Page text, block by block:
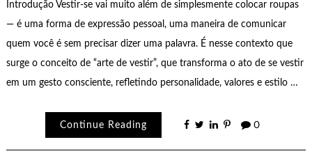
Introdução Vestir-se vai muito além de simplesmente colocar roupas
— é uma forma de expressão pessoal, uma maneira de comunicar
quem você é sem precisar dizer uma palavra. É nesse contexto que
surge o conceito de “arte de vestir”, que transforma o ato de se vestir
em um gesto consciente, refletindo personalidade, valores e estilo …
Continue Reading 0